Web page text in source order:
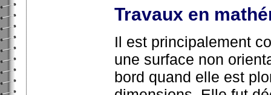
Travaux en
Il est principalement
une surface non
bord quand elle est